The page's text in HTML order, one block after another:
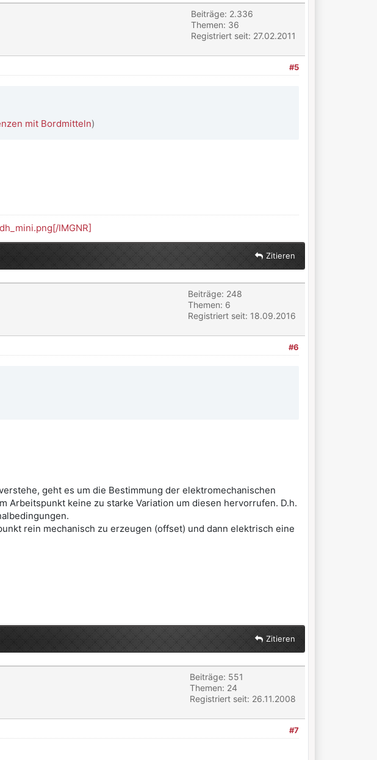
Beiträge: 2.336
Themen: 36
Registriert seit: 27.02.2011
#5
mit Bordmitteln)
IMGNR]
Zitieren
Beiträge: 248
Themen: 6
Registriert seit: 18.09.2016
#6
geht es um die Bestimmung der elektromechanischen
Arbeitspunkt keine zu starke Variation um diesen hervorrufen. D.h.
rein mechanisch zu erzeugen (offset) und dann elektrisch eine
Zitieren
Beiträge: 551
Themen: 24
Registriert seit: 26.11.2008
#7